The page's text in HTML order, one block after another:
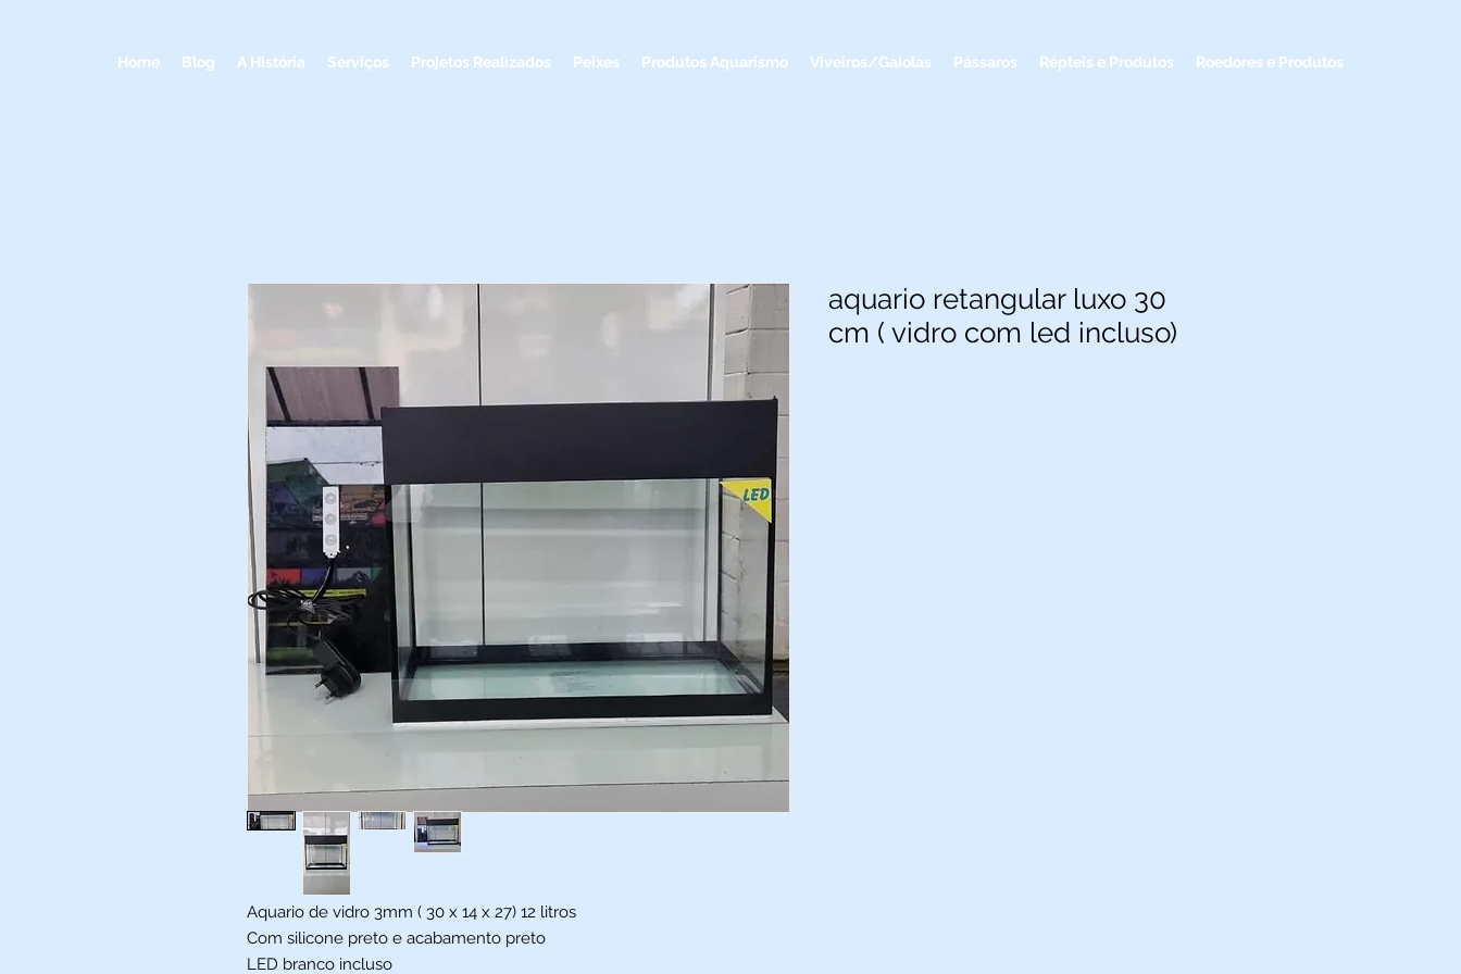
Home Blog A História Serviços Projetos Realizados Peixes Produtos Aquarismo Viveiros/Gaiolas Pássaros Répteis e Produtos Roedores e Produtos
Aquario de vidro 3mm ( 30 x 14 x 27) 12 litros
Com silicone preto e acabamento preto
LED branco incluso
aquario retangular luxo 30
cm ( vidro com led incluso)